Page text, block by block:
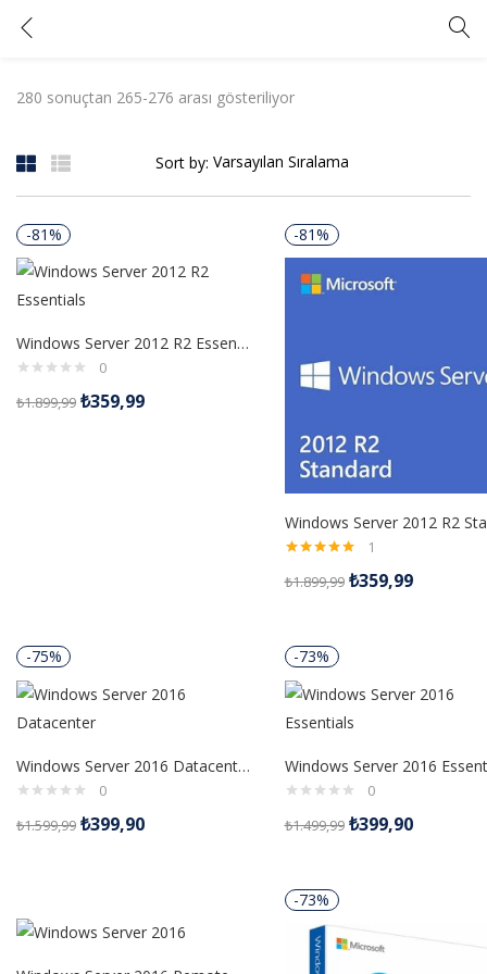
Beni Hatırla Şifrenizi mi unuttunuz?
280 sonuçtan 265-276 arası gösteriliyor
Sort by:
-81%
Windows Server 2012 R2 Essentials Dijital Lisans
0
₺1.899,99 ₺359,99
-81%
5.00oy aldı
1
₺1.899,99 ₺359,99
-75%
Windows Server 2016 Datacenter Dijital Lisans
0
₺1.599,99 ₺399,90
-73%
0
₺1.499,99 ₺399,90
-73%